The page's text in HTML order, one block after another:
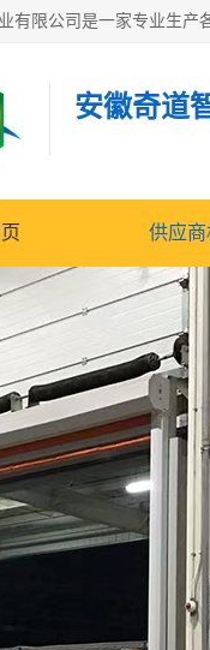
安徽奇道
供应商